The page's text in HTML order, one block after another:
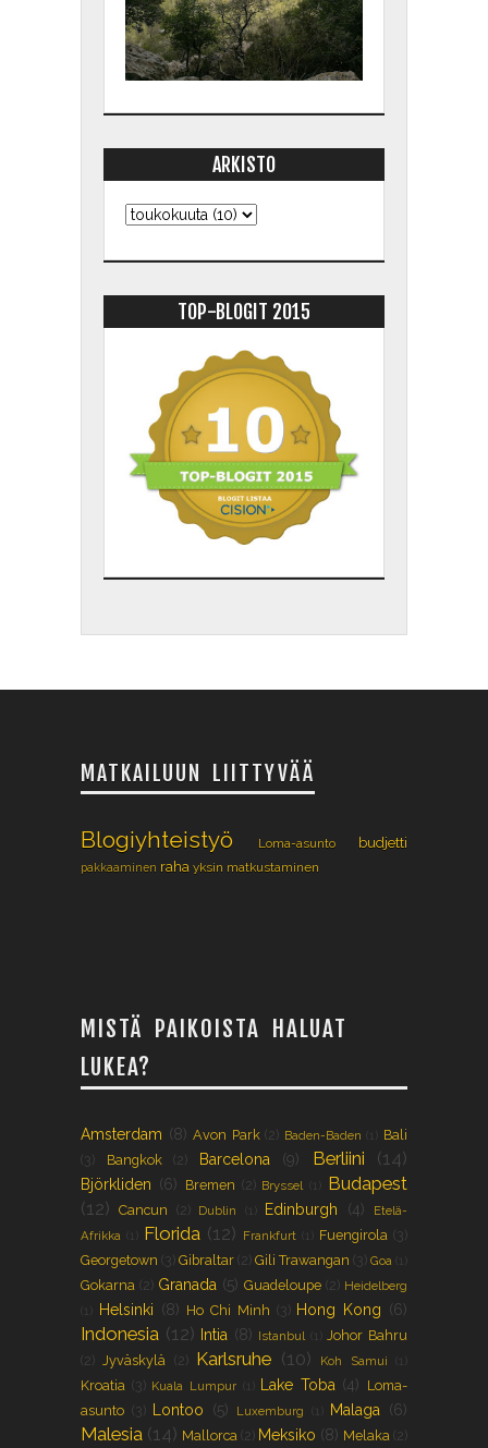
ARKISTO
TOP-BLOGIT 2015
MATKAILUUN LIITTYVÄÄ
Blogiyhteistyö Loma-asunto budjetti
pakkaaminen raha yksin matkustaminen
MISTÄ PAIKOISTA HALUAT
LUKEA?
Amsterdam (8) Avon Park (2) Baden-Baden (1)
Bali
(3)
Bangkok (2) Barcelona (9) Berliini (14)
Björkliden (6) Bremen (2) Bryssel (1)
Budapest
(12)
Cancun (2) Dublin (1) Edinburgh (4)
Etelä-
Afrikka
(1) Florida (12) Frankfurt (1) Fuengirola (3)
Georgetown (3) Gibraltar (2) Gili Trawangan (3) Goa (1)
Gokarna (2) Granada (5) Guadeloupe (2) Heidelberg
(1)
Helsinki (8) Ho Chi Minh (3) Hong Kong (6)
Indonesia (12) Intia (8) Istanbul (1)
Johor Bahru
(2) Jyväskylä (2) Karlsruhe (10) Koh Samui (1)
Kroatia (3) Kuala Lumpur (1) Lake Toba (4) Loma-
asunto (3) Lontoo (5) Luxemburg (1) Malaga (6)
Malesia (14) Mallorca (2) Meksiko (8) Melaka (2)